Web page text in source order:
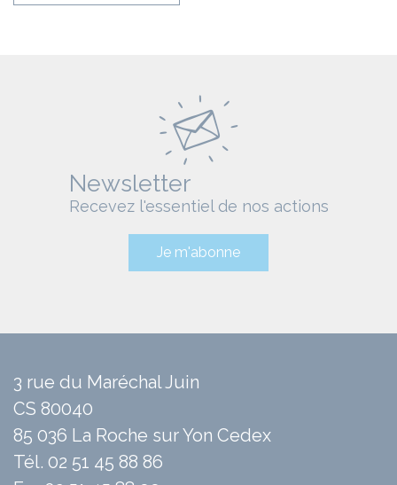
Newsletter
Recevez l'essentiel de nos actions
Je m'abonne
3 rue du Maréchal Juin
CS 80040
85 036 La Roche sur Yon Cedex
Tél. 02 51 45 88 86